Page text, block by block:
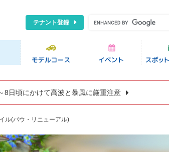
テナント登録
8日頃にかけて高波と暴風に厳重注意
ル(バウ・リニューアル)